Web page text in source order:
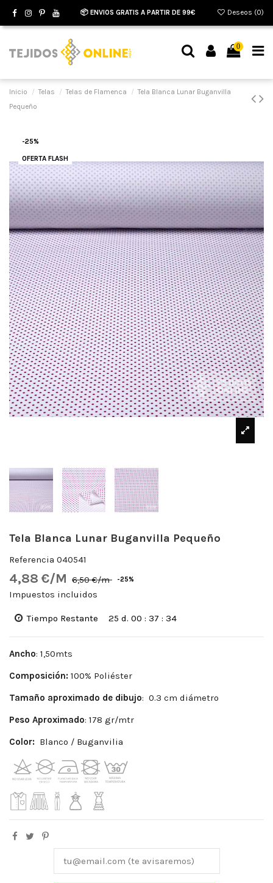
📦 ENVIOS GRATIS A PARTIR DE 99€ Deseos (0)
0
Inicio Telas Telas de Flamenca
Tela Blanca Lunar Buganvilla
Pequeño
-25%
OFERTA FLASH
Tela Blanca Lunar Buganvilla Pequeño
Referencia 040541
4,88 €/M 6,50 €/m -25%
Impuestos incluidos
Tiempo Restante 25 d. 00 : 37 : 34
Ancho: 1,50mts
Composición: 100% Poliéster
Tamaño aproximado de dibujo: 0.3 cm diámetro
Peso Aproximado: 178 gr/mtr
Color: Blanco / Buganvilia